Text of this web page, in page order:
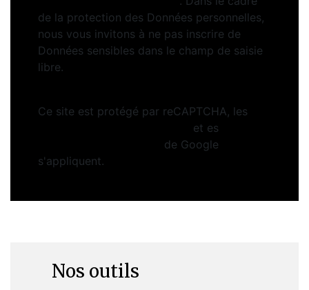
de la protection des Données personnelles,
nous vous invitons à ne pas inscrire de
Données sensibles dans le champ de saisie
libre.
Ce site est protégé par reCAPTCHA, les
et es
de Google
s'appliquent.
Nos outils